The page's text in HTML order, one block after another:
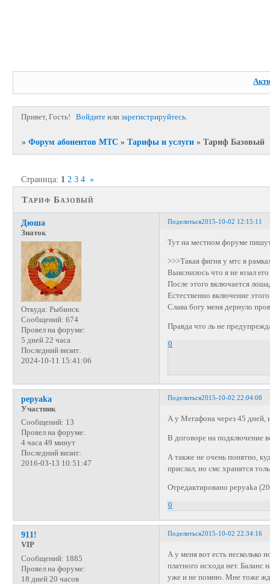
Привет, Гость! Войдите илизарегистрируйтесь.
»Форум абонентов МТС »Тарифы и услуги »Тариф Базовый
Тариф Базовый
Страница: 1 2 3 4 »
Поделиться2015-10-02 12:15:11
Дюша
Знаток
Откуда: Рыбинск
Сообщений: 674
Провел на форуме:
5 дней 22 часа
Последний визит:
2024-10-11 15:41:06
Тут на местном форуме
>>>Такая фигня у мтс в
Выяснилось что я не юзал
После этого включается
Естественно включение
Слава богу меня дернуло
Правда что ль не
0
Поделиться2015-10-02 22:04:08
pepyaka
Участник
Сообщений: 13
Провел на форуме:
4 часа 49 минут
Последний визит:
2016-03-13 10:51:47
А у Мегафона через 45 дней,
В договоре на подключение
А также не очень понятно,
прислал, но смс хранятся
Отредактировано pepyaka
0
Поделиться2015-10-02 22:34:16
911!
VIP
Сообщений: 1885
Провел на форуме:
18 дней 20 часов
А у меня вот есть несколько
платного исхода нет. Баланс
уже и не помню. Мне тоже